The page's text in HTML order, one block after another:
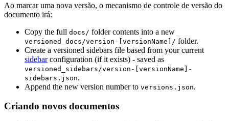
Ao marcar uma nova versão, o mecanismo de controle de versão do
documento irá:
Copy the full docs/ folder contents into a new
versioned_docs/version-[versionName]/ folder.
Create a versioned sidebars file based from your current
sidebarconfiguration (if it exists) - saved as
versioned_sidebars/version-[versionName]-
sidebars.json.
Append the new version number to versions.json.
Criando novos documentos